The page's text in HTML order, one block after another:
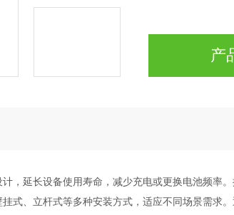
产
，延长设备使用寿命，减少充电或更换电池频率
式、立杆式等多种安装方式，适应不同场景需求